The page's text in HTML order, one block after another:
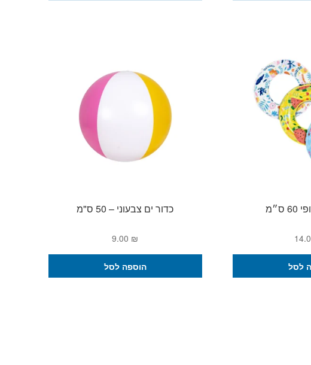
לסל
כדור ים צבעוני – 50 ס"מ
9.00 ₪
הוספה לסל